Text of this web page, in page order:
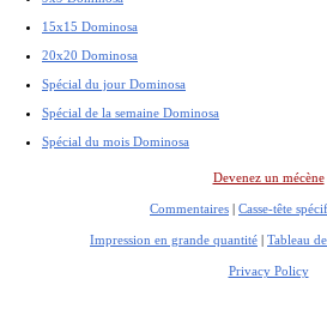
15x15 Dominosa
20x20 Dominosa
Spécial du jour Dominosa
Spécial de la semaine Dominosa
Spécial du mois Dominosa
Devenez un mécène
Commentaires | Casse-tête
Impression en grande quantité | Tableau
Privacy Policy